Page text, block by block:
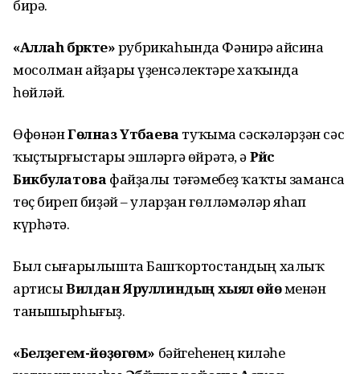
бирә.
«Аллаһ бәрәкәте»рубрикаһында Фәнирә Ғайсина
мосолман айҙары үҙенсәлектәре хаҡында
һөйләй.
ӨфөнәнГөлназ Үтәбаева туҡыма сәскәләрҙән сәс
ҡыҫтырғыстары эшләргә өйрәтә, әРәйсә
Бикбулатова файҙалы тәғәмебеҙ ҡаҡты заманса
төҫ биреп биҙәй – уларҙан гөлләмәләр яһап
күрһәтә.
Был сығарылышта Башҡортостандың халыҡ
артисыВилдан Яруллиндың хыял өйөменән
танышырһығыҙ.
«Беләҙегем-йөҙөгөм» бәйгеһенең киләһе